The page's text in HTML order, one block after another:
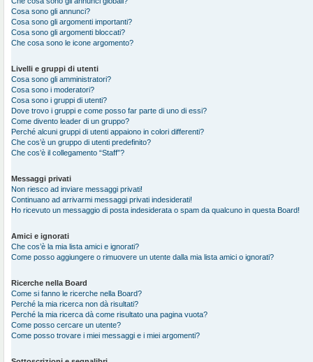
Cosa sono gli annunci?
Cosa sono gli argomenti importanti?
Cosa sono gli argomenti bloccati?
Che cosa sono le icone argomento?
Livelli e gruppi di utenti
Cosa sono gli amministratori?
Cosa sono i moderatori?
Cosa sono i gruppi di utenti?
Dove trovo i gruppi e come posso far parte di uno di essi?
Come divento leader di un gruppo?
Perché alcuni gruppi di utenti appaiono in colori differenti?
Che cos’è un gruppo di utenti predefinito?
Che cos’è il collegamento “Staff”?
Messaggi privati
Non riesco ad inviare messaggi privati!
Continuano ad arrivarmi messaggi privati indesiderati!
Ho ricevuto un messaggio di posta indesiderata o spam da qualcuno in questa Board!
Amici e ignorati
Che cos’è la mia lista amici e ignorati?
Come posso aggiungere o rimuovere un utente dalla mia lista amici o ignorati?
Ricerche nella Board
Come si fanno le ricerche nella Board?
Perché la mia ricerca non dà risultati?
Perché la mia ricerca dà come risultato una pagina vuota?
Come posso cercare un utente?
Come posso trovare i miei messaggi e i miei argomenti?